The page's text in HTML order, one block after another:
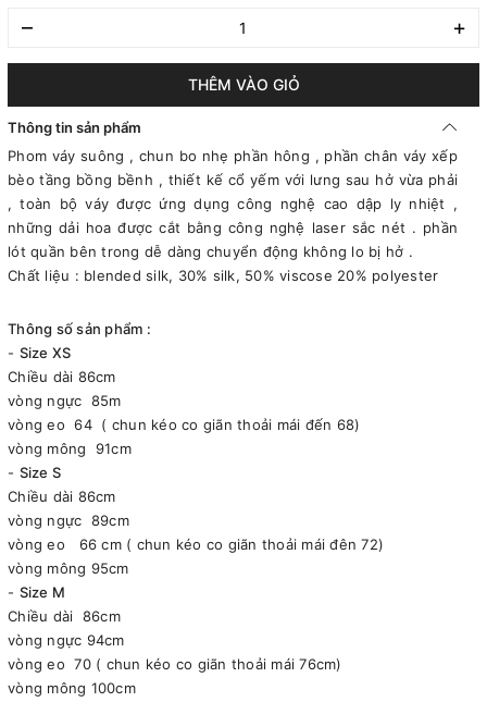
– +
THÊM VÀO GIỎ
Thông tin sản phẩm
Phom váy suông , chun bo nhẹ phần hông , phần chân váy xếp
bèo tầng bồng bềnh , thiết kế cổ yếm với lưng sau hở vừa phải
, toàn bộ váy được ứng dụng công nghệ cao dập ly nhiệt ,
những dải hoa được cắt bằng công nghệ laser sắc nét . phần
lót quần bên trong dễ dàng chuyển động không lo bị hở .
Chất liệu : blended silk, 30% silk, 50% viscose 20% polyester
Thông số sản phẩm :
- Size XS
Chiều dài 86cm
vòng ngực 85m
vòng eo 64 ( chun kéo co giãn thoải mái đến 68)
vòng mông 91cm
- Size S
Chiều dài 86cm
vòng ngực 89cm
vòng eo 66 cm ( chun kéo co giãn thoải mái đên 72)
vòng mông 95cm
- Size M
Chiều dài 86cm
vòng ngực 94cm
vòng eo 70 ( chun kéo co giãn thoải mái 76cm)
vòng mông 100cm